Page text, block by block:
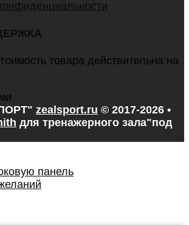
товара действительна на
zealsport.ru © 2017-2026 •
для тренажерного зала"под
панель